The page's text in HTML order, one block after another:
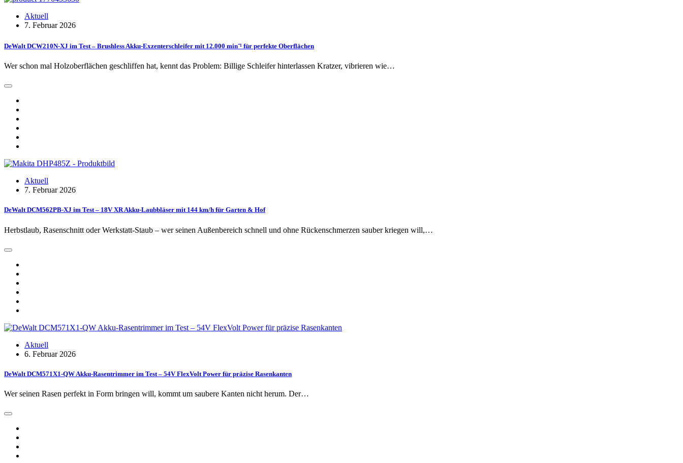
Aktuell
7. Februar 2026
DeWalt DCW210N-XJ im Test – Brushless Akku-Exzenterschleifer mit 12.000 min⁻¹ für perfekte Oberflächen
Wer schon mal Holzoberflächen geschliffen hat, kennt das Problem: Billige Schleifer hinterlassen Kratzer, vibrieren wie…
Aktuell
7. Februar 2026
DeWalt DCM562PB-XJ im Test – 18V XR Akku-Laubbläser mit 144 km/h für Garten & Hof
Herbstlaub, Rasenschnitt oder Werkstatt-Staub – wer seinen Außenbereich schnell und ohne Rückenschmerzen sauber kriegen will,…
Aktuell
6. Februar 2026
DeWalt DCM571X1-QW Akku-Rasentrimmer im Test – 54V FlexVolt Power für präzise Rasenkanten
Wer seinen Rasen perfekt in Form bringen will, kommt um saubere Kanten nicht herum. Der…